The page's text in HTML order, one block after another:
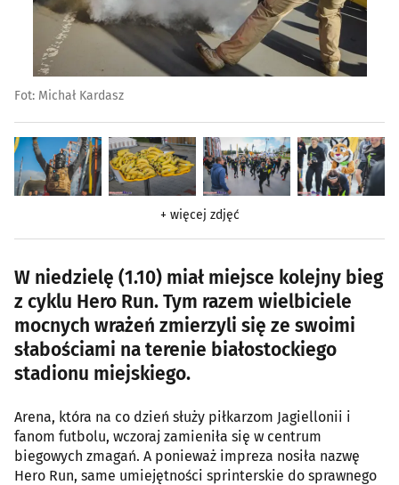
Fot: Michał Kardasz
+ więcej zdjęć
W niedzielę (1.10) miał miejsce kolejny bieg
z cyklu Hero Run. Tym razem wielbiciele
mocnych wrażeń zmierzyli się ze swoimi
słabościami na terenie białostockiego
stadionu miejskiego.
Arena, która na co dzień służy piłkarzom Jagiellonii i
fanom futbolu, wczoraj zamieniła się w centrum
biegowych zmagań. A ponieważ impreza nosiła nazwę
Hero Run, same umiejętności sprinterskie do sprawnego